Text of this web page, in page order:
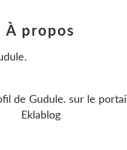
À propos
de Gudule. sur le portail
Eklablog